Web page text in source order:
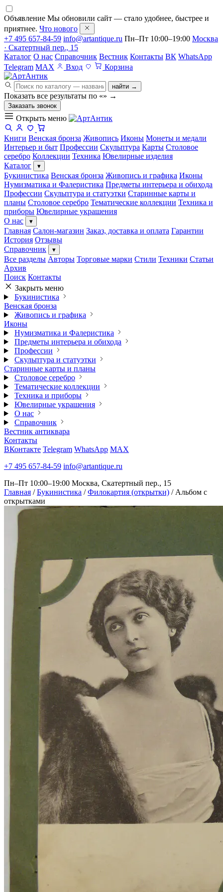
Объявление Мы обновили сайт — стало удобнее, быстрее и
приятнее. Что нового
+7 495 657-84-59 info@artantique.ru Пн–Пт 10:00–19:00 Москва
· Скатертный пер., 15
Каталог О нас Справочник Вестник Контакты ВК WhatsApp
Telegram MAX Вход Корзина
найти →
Показать все результаты по «» →
Заказать звонок
Открыть меню
Книги Венская бронза Живопись Иконы Монеты и медали
Интерьер и быт Профессии Скульптура Карты Столовое
серебро Коллекции Техника Ювелирные изделия
Каталог
▾
Букинистика Венская бронза Живопись и графика Иконы
Нумизматика и Фалеристика Предметы интерьера и обихода
Профессии Скульптура и статуэтки Старинные карты и
планы Столовое серебро Тематические коллекции Техника и
приборы Ювелирные украшения
О нас
▾
Главная Салон-магазин Заказ, доставка и оплата Гарантии
История Отзывы
Справочник
▾
Все разделы Авторы Торговые марки Стили Техники Статьи
Архив
Поиск Контакты
Закрыть меню
Букинистика
Венская бронза
Живопись и графика
Иконы
Нумизматика и Фалеристика
Предметы интерьера и обихода
Профессии
Скульптура и статуэтки
Старинные карты и планы
Столовое серебро
Тематические коллекции
Техника и приборы
Ювелирные украшения
О нас
Справочник
Вестник антиквара
Контакты
ВКонтакте Telegram WhatsApp MAX
+7 495 657-84-59 info@artantique.ru
Пн–Пт 10:00–19:00 Москва, Скатертный пер., 15
Главная / Букинистика / Филокартия (открытки) / Альбом с
открытками